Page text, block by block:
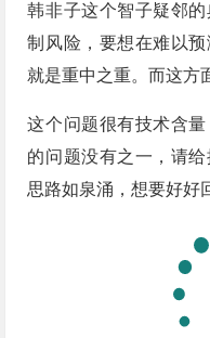
韩非子这个智子疑邻
制风险，要想在难以
就是重中之重。而这方
这个问题很有技术含
的问题没有之一，请
思路如泉涌，想要好好